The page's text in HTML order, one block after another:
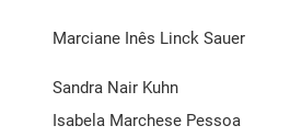
Marciane Inês Linck Sauer
Sandra Nair Kuhn
Isabela Marchese Pessoa